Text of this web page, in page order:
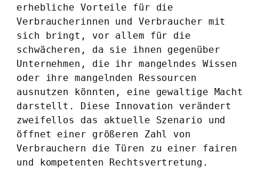
erhebliche Vorteile für die
Verbraucherinnen und Verbraucher mit
sich bringt, vor allem für die
schwächeren, da sie ihnen gegenüber
Unternehmen, die ihr mangelndes Wissen
oder ihre mangelnden Ressourcen
ausnutzen könnten, eine gewaltige Macht
darstellt. Diese Innovation verändert
zweifellos das aktuelle Szenario und
öffnet einer größeren Zahl von
Verbrauchern die Türen zu einer fairen
und kompetenten Rechtsvertretung.